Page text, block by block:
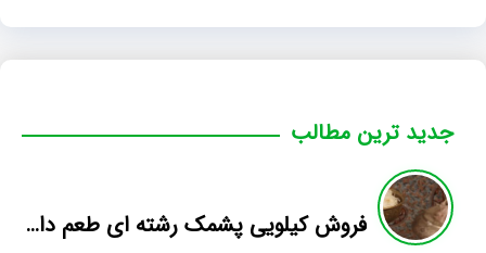
جدید ترین مطالب
فروش کیلویی پشمک رشته ای طعم دار میوه